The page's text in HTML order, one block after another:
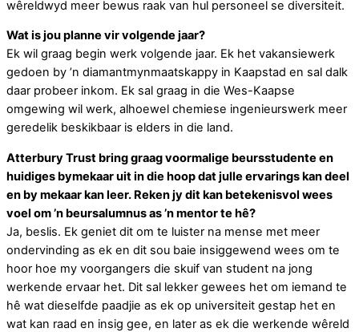
wêreldwyd meer bewus raak van hul personeel se diversiteit.
Wat is jou planne vir volgende jaar?
Ek wil graag begin werk volgende jaar. Ek het vakansiewerk
gedoen by ’n diamantmynmaatskappy in Kaapstad en sal dalk
daar probeer inkom. Ek sal graag in die Wes-Kaapse
omgewing wil werk, alhoewel chemiese ingenieurswerk meer
geredelik beskikbaar is elders in die land.
Atterbury Trust bring graag voormalige beursstudente en
huidiges bymekaar uit in die hoop dat julle ervarings kan deel
en by mekaar kan leer. Reken jy dit kan betekenisvol wees
voel om ’n beursalumnus as ’n mentor te hê?
Ja, beslis. Ek geniet dit om te luister na mense met meer
ondervinding as ek en dit sou baie insiggewend wees om te
hoor hoe my voorgangers die skuif van student na jong
werkende ervaar het. Dit sal lekker gewees het om iemand te
hê wat dieselfde paadjie as ek op universiteit gestap het en
wat kan raad en insig gee, en later as ek die werkende wêreld